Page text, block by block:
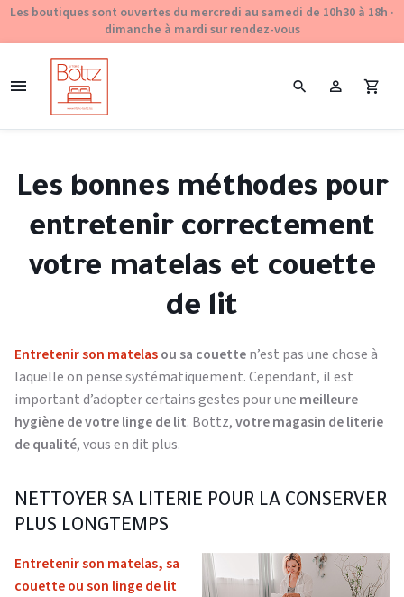
Les boutiques sont ouvertes du mercredi au samedi de 10h30 à 18h ·
dimanche à mardi sur rendez-vous
Les bonnes méthodes pour
entretenir correctement
votre matelas et couette
de lit
Entretenir son matelasou sa couetten’est pas une chose à
laquelle on pense systématiquement. Cependant, il est
important d’adopter certains gestes pour une meilleure
hygiène de votre linge de lit. Bottz,votre magasin de literie
de qualité, vous en dit plus.
NETTOYER SA LITERIE POUR LA CONSERVER
PLUS LONGTEMPS
Entretenir son matelas, sa
couette ou son linge de lit